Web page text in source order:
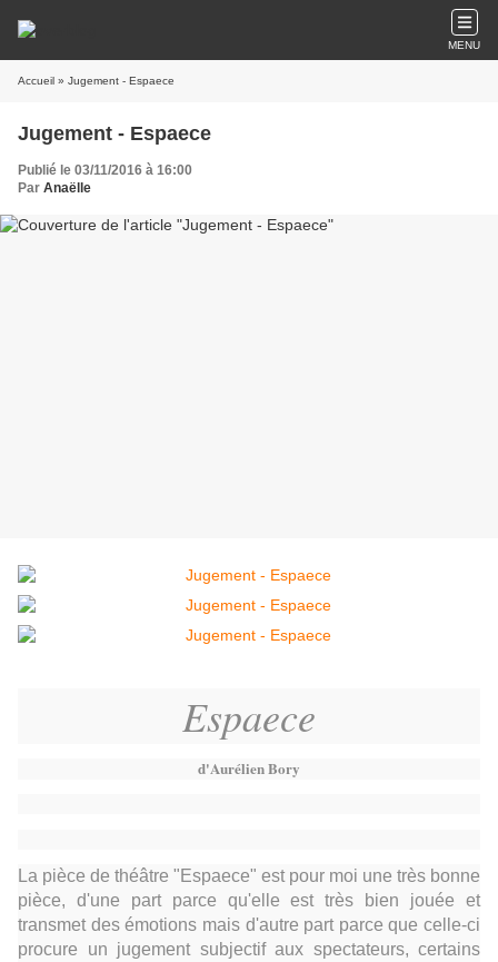
MENU
Accueil » Jugement - Espaece
Jugement - Espaece
Publié le 03/11/2016 à 16:00
Par Anaëlle
Espaece
d'Aurélien Bory
La pièce de théâtre "Espaece" est pour moi une très bonne
pièce, d'une part parce qu'elle est très bien jouée et
transmet des émotions mais d'autre part parce que celle-ci
procure un jugement subjectif aux spectateurs, certains